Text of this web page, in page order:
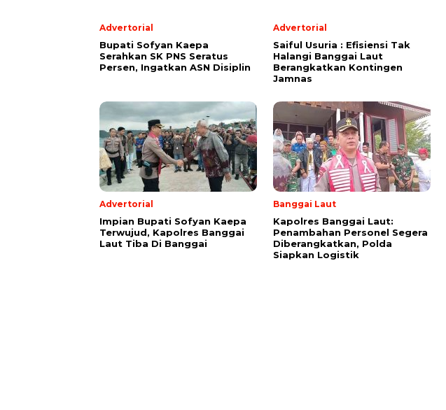
Advertorial
Bupati Sofyan Kaepa
Serahkan SK PNS Seratus
Persen, Ingatkan ASN Disiplin
Advertorial
Saiful Usuria : Efisiensi Tak
Halangi Banggai Laut
Berangkatkan Kontingen
Jamnas
Advertorial
Impian Bupati Sofyan Kaepa
Terwujud, Kapolres Banggai
Laut Tiba Di Banggai
Banggai Laut
Kapolres Banggai Laut:
Penambahan Personel Segera
Diberangkatkan, Polda
Siapkan Logistik